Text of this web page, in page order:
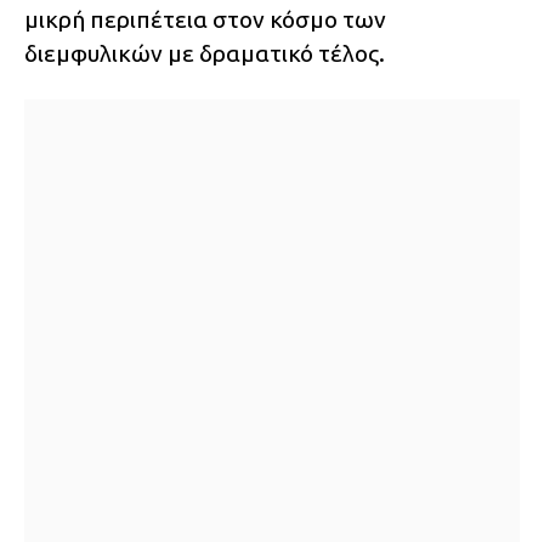
μικρή περιπέτεια στον κόσμο των
διεμφυλικών με δραματικό τέλος.